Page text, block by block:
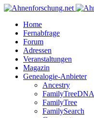
Home
Fernabfrage
Forum
Adressen
Veranstaltungen
Magazin
Genealogie-Anbieter
Ancestry
FamilyTreeDNA
FamilyTree
FamilySearch